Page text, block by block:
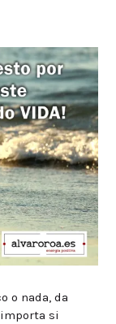
o nada, da
si